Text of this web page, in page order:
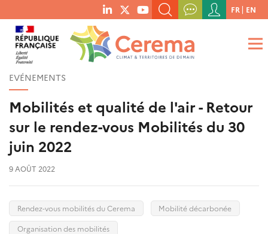
menu
social
links
RECHERCHER UN MOT-CLÉ, UNE PUBLICATION, ETC.
QUE RECHERCHEZ-VOUS ?
Menu
du
compte
de
FR EN
EVÉNEMENTS
Mobilités et qualité de l'air - Retour
sur le rendez-vous Mobilités du 30
juin 2022
9 AOÛT 2022
Rendez-vous mobilités du Cerema
Mobilité décarbonée
Organisation des mobilités